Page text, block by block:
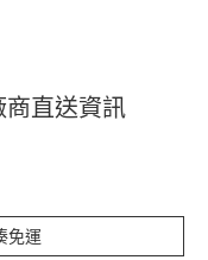
商直送資訊
免運